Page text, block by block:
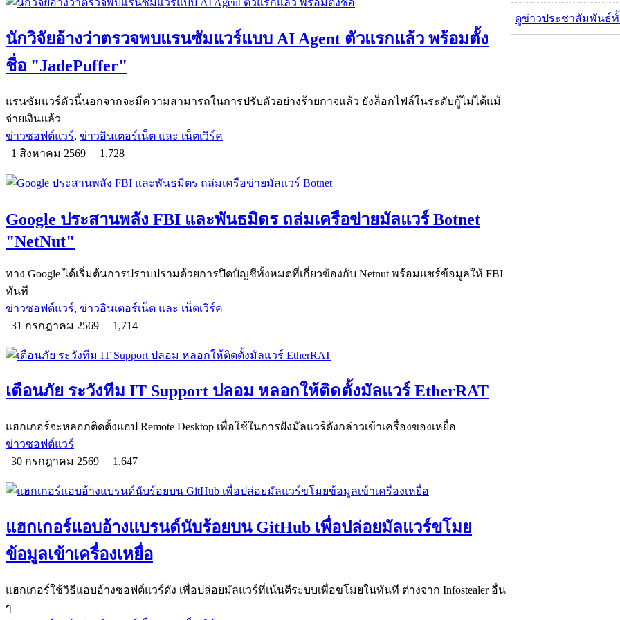
นักวิจัยอ้างว่าตรวจพบแรนซัมแวร์แบบ AI Agent ตัวแรกแล้ว พร้อมตั้ง
ชื่อ "JadePuffer"
แรนซัมแวร์ตัวนี้นอกจากจะมีความสามารถในการปรับตัวอย่างร้ายกาจแล้ว ยังล็อกไฟล์ในระดับกู้ไม่ได้แม้
จ่ายเงินแล้ว
ข่าวซอฟต์แวร์, ข่าวอินเตอร์เน็ต และ เน็ตเวิร์ค
1 สิงหาคม 2569
1,728
Google ประสานพลัง FBI และพันธมิตร ถล่มเครือข่ายมัลแวร์ Botnet
"NetNut"
ทาง Google ได้เริ่มต้นการปราบปรามด้วยการปิดบัญชีทั้งหมดที่เกี่ยวข้องกับ Netnut พร้อมแชร์ข้อมูลให้ FBI
ทันที
ข่าวซอฟต์แวร์, ข่าวอินเตอร์เน็ต และ เน็ตเวิร์ค
31 กรกฎาคม 2569
1,714
เตือนภัย ระวังทีม IT Support ปลอม หลอกให้ติดตั้งมัลแวร์ EtherRAT
แฮกเกอร์จะหลอกติดตั้งแอป Remote Desktop เพื่อใช้ในการฝังมัลแวร์ดังกล่าวเข้าเครื่องของเหยื่อ
ข่าวซอฟต์แวร์
30 กรกฎาคม 2569
1,647
แฮกเกอร์แอบอ้างแบรนด์นับร้อยบน GitHub เพื่อปล่อยมัลแวร์ขโมย
ข้อมูลเข้าเครื่องเหยื่อ
แฮกเกอร์ใช้วิธีแอบอ้างซอฟต์แวร์ดัง เพื่อปล่อยมัลแวร์ที่เน้นตีระบบเพื่อขโมยในทันที ต่างจาก Infostealer อื่น
ๆ
ดูข่าวประชาสัมพันธ์